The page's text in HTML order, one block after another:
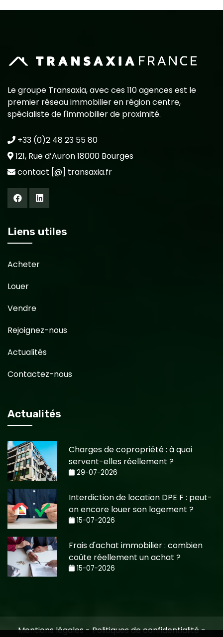
Le groupe Transaxia, avec ces 110 agences est le
premier réseau immobilier en région centre,
spécialiste de l'immobilier de proximité.
+33 (0)2 48 23 55 80
121, Rue d’Auron 18000 Bourges
contact [@] transaxia.fr
Liens utiles
Acheter
Louer
Vendre
Rejoignez-nous
Actualités
Contactez-nous
Actualités
Charges de copropriété : à quoi
servent-elles réellement ?
29-07-2026
Interdiction de location DPE F : peut-
on encore louer son logement ?
15-07-2026
Frais d'achat immobilier : combien
coûte réellement un achat ?
15-07-2026
Mentions légales-Politiques de confidentialité-